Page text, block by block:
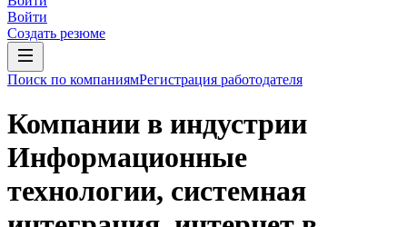
Войти
Создать резюме
Поиск по компаниямРегистрация работодателя
Компании в индустрии
Информационные
технологии, системная